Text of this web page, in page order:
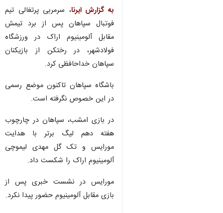
به گزارش ایرنا، سرمربی پرتغالی تیم
فوتبال سپاهان پس از برد تیمش
مقابل آلومینیوم اراک در ورزشگاه
فولادشهر، در رختکن از بازیکنان
سپاهان خداحافظی کرد.
باشگاه سپاهان تاکنون موضع رسمی
در این خصوص نگرفته است.
در بازی امشب، سپاهان در چارچوب
هفته دهم لیگ برتر با هدایت
مورایس و تک گل مهدی لیموچی
آلومینیوم اراک را شکست داد.
مورایس در نشست خبری پس از
بازی مقابل آلومینیوم حضور پیدا نکرد.